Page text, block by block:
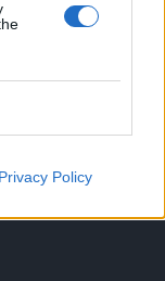
Privacy Policy
rozpočtu 2019
k prořezu stromů,